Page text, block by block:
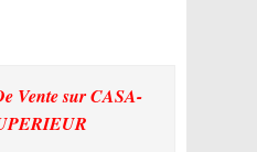
Ventesur CASA-